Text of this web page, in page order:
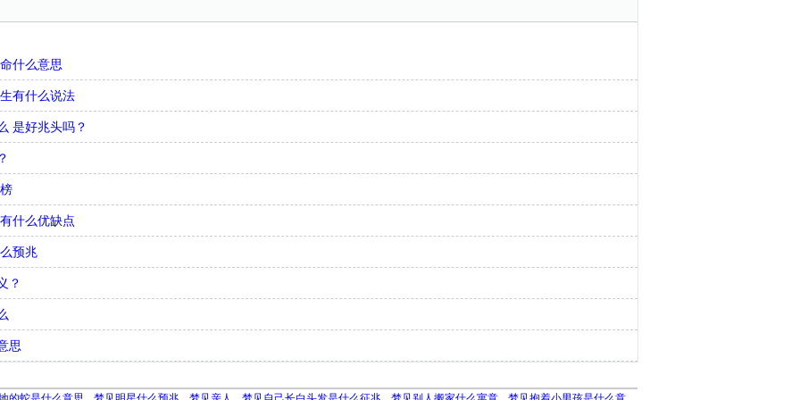
什么意思
有什么说法
是好兆头吗？
什么优缺点
预兆
？
思